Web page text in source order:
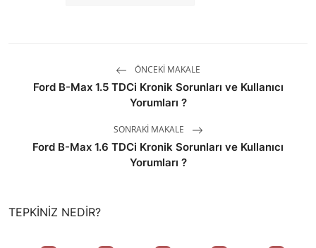
ÖNCEKI MAKALE
Ford B-Max 1.5 TDCi Kronik Sorunları ve Kullanıcı
Yorumları ?
SONRAKI MAKALE
Ford B-Max 1.6 TDCi Kronik Sorunları ve Kullanıcı
Yorumları ?
TEPKINIZ NEDIR?